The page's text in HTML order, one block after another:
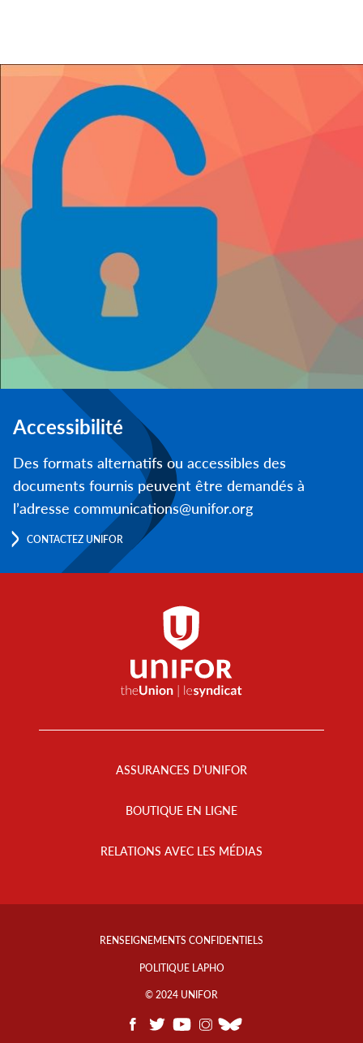
Accessibilité
Des formats alternatifs ou accessibles des
documents fournis peuvent être demandés à
l’adresse communications@unifor.org
CONTACTEZ UNIFOR
ASSURANCES D’UNIFOR
BOUTIQUE EN LIGNE
RELATIONS AVEC LES MÉDIAS
Footer
RENSEIGNEMENTS CONFIDENTIELS
POLITIQUE LAPHO
© 2024 UNIFOR